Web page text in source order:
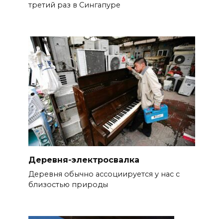
третий раз в Сингапуре
Деревня-электросвалка
Деревня обычно ассоциируется у нас с
близостью природы